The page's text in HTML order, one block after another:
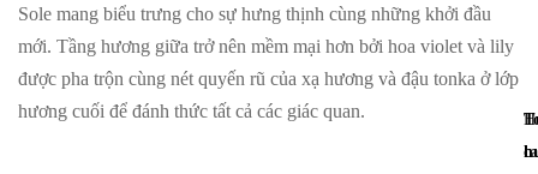
Sole mang biểu trưng cho sự hưng thịnh cùng những khởi đầu
mới. Tầng hương giữa trở nên mềm mại hơn bởi hoa violet và lily
được pha trộn cùng nét quyến rũ của xạ hương và đậu tonka ở lớp
hương cuối để đánh thức tất cả các giác quan.